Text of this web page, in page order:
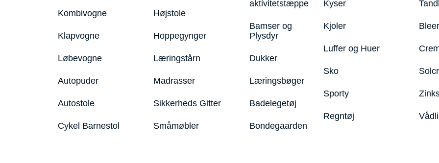
Kombivogne
Klapvogne
Løbevogne
Autopuder
Autostole
Cykel Barnestol
Højstole
Hoppegynger
Læringstårn
Madrasser
Sikkerheds Gitter
Småmøbler
aktivitetstæppe
Bamser og
Plysdyr
Dukker
Læringsbøger
Badelegetøj
Bondegaarden
Kyser
Kjoler
Luffer og Huer
Sko
Sporty
Regntøj
Bleer